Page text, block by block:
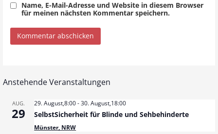
Name, E-Mail-Adresse und Website in diesem Browser
für meinen nächsten Kommentar speichern.
Anstehende Veranstaltungen
AUG.
29
29. August,8:00-30. August,18:00
SelbstSicherheit für Blinde und Sehbehinderte
Münster, NRW